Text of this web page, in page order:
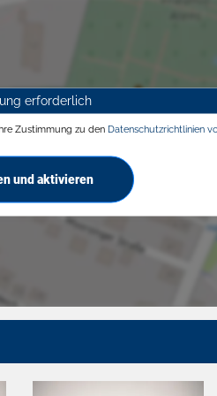
erforderlich
Zustimmung zu den Datenschutzrichtlinien
und aktivieren